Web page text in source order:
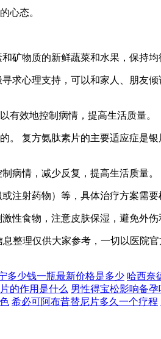
心态。
矿物质的新鲜蔬菜和水果，保持均
求心理支持，可以和家人、朋友
有效地控制病情，提高生活质量。
复方氨肽素片的主要适应症是
病情，减少反复，提高生活质量。
注射药物）等，具体治疗方案需要
性食物，注意皮肤保湿，避免外伤
整理仅供大家参考，一切以医院
多少钱一瓶最新价格是多少 哈西奈
的作用是什么 男性得宝松影响备孕
希必可阿布昔替尼片多久一个疗程